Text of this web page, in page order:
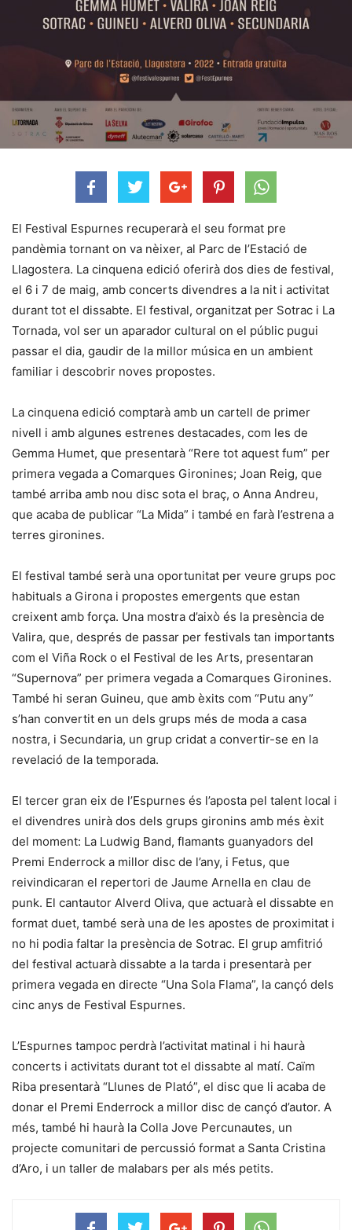
El Festival Espurnes recuperarà el seu format pre
pandèmia tornant on va nèixer, al Parc de l’Estació de
Llagostera. La cinquena edició oferirà dos dies de festival,
el 6 i 7 de maig, amb concerts divendres a la nit i activitat
durant tot el dissabte. El festival, organitzat per Sotrac i La
Tornada, vol ser un aparador cultural on el públic pugui
passar el dia, gaudir de la millor música en un ambient
familiar i descobrir noves propostes.
La cinquena edició comptarà amb un cartell de primer
nivell i amb algunes estrenes destacades, com les de
Gemma Humet, que presentarà “Rere tot aquest fum” per
primera vegada a Comarques Gironines; Joan Reig, que
també arriba amb nou disc sota el braç, o Anna Andreu,
que acaba de publicar “La Mida” i també en farà l’estrena a
terres gironines.
El festival també serà una oportunitat per veure grups poc
habituals a Girona i propostes emergents que estan
creixent amb força. Una mostra d’això és la presència de
Valira, que, després de passar per festivals tan importants
com el Viña Rock o el Festival de les Arts, presentaran
“Supernova” per primera vegada a Comarques Gironines.
També hi seran Guineu, que amb èxits com “Putu any”
s’han convertit en un dels grups més de moda a casa
nostra, i Secundaria, un grup cridat a convertir-se en la
revelació de la temporada.
El tercer gran eix de l’Espurnes és l’aposta pel talent local i
el divendres unirà dos dels grups gironins amb més èxit
del moment: La Ludwig Band, flamants guanyadors del
Premi Enderrock a millor disc de l’any, i Fetus, que
reivindicaran el repertori de Jaume Arnella en clau de
punk. El cantautor Alverd Oliva, que actuarà el dissabte en
format duet, també serà una de les apostes de proximitat i
no hi podia faltar la presència de Sotrac. El grup amfitrió
del festival actuarà dissabte a la tarda i presentarà per
primera vegada en directe “Una Sola Flama”, la cançó dels
cinc anys de Festival Espurnes.
L’Espurnes tampoc perdrà l’activitat matinal i hi haurà
concerts i activitats durant tot el dissabte al matí. Caïm
Riba presentarà “Llunes de Plató”, el disc que li acaba de
donar el Premi Enderrock a millor disc de cançó d’autor. A
més, també hi haurà la Colla Jove Percunautes, un
projecte comunitari de percussió format a Santa Cristina
d’Aro, i un taller de malabars per als més petits.